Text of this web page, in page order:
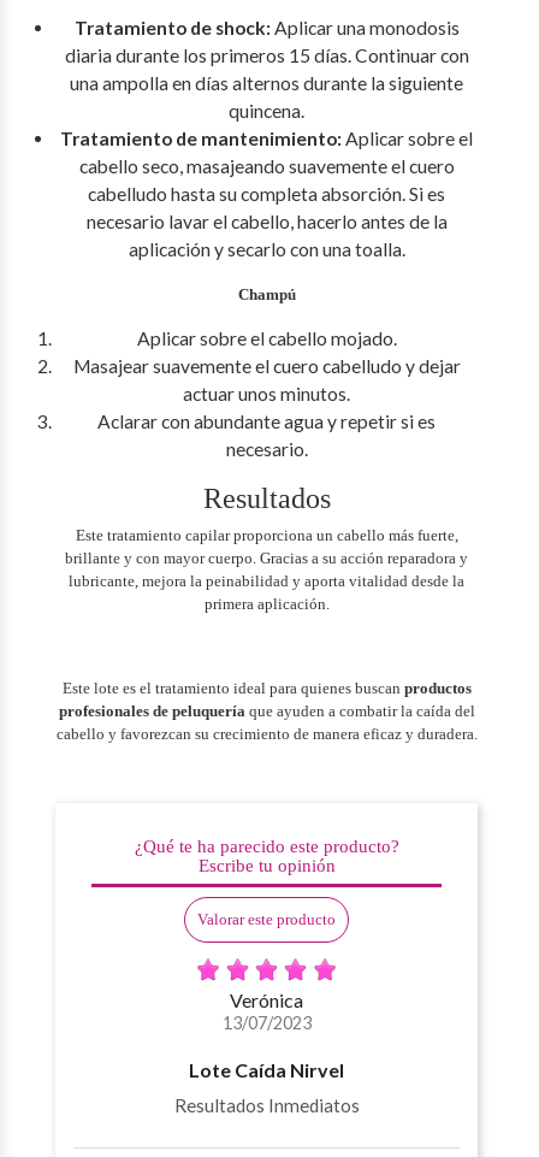
Tratamiento de shock:Aplicar una monodosis
diaria durante los primeros 15 días. Continuar con
una ampolla en días alternos durante la siguiente
quincena.
Tratamiento de mantenimiento:Aplicar sobre el
cabello seco, masajeando suavemente el cuero
cabelludo hasta su completa absorción. Si es
necesario lavar el cabello, hacerlo antes de la
aplicación y secarlo con una toalla.
Champú
Aplicar sobre el cabello mojado.
Masajear suavemente el cuero cabelludo y dejar
actuar unos minutos.
Aclarar con abundante agua y repetir si es
necesario.
Resultados
Este tratamiento capilar proporciona un cabello más fuerte,
brillante y con mayor cuerpo. Gracias a su acción reparadora y
lubricante, mejora la peinabilidad y aporta vitalidad desde la
primera aplicación.
Este lote es el tratamiento ideal para quienes buscan productos
profesionales de peluqueríaque ayuden a combatir la caída del
cabello y favorezcan su crecimiento de manera eficaz y duradera.
¿Qué te ha parecido este producto?
Escribe tu opinión
Valorar este producto
Verónica
13/07/2023
Lote Caída Nirvel
Resultados Inmediatos